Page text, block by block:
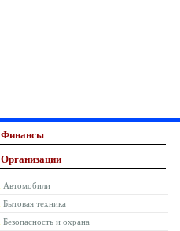
Финансы
Организации
Автомобили
Бытовая техника
Безопасность и охрана